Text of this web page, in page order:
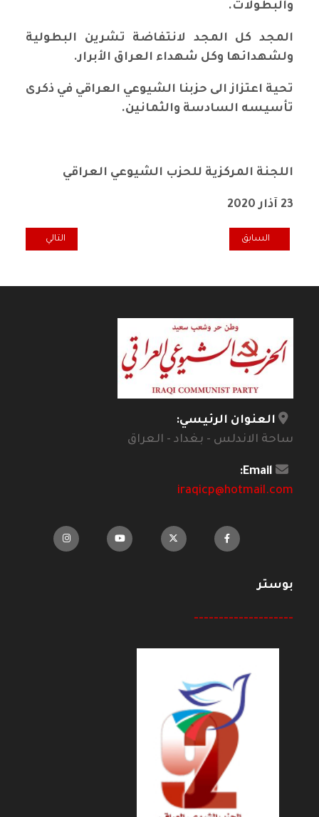
والبطولات.
المجد كل المجد لانتفاضة تشرين البطولية
ولشهدائها وكل شهداء العراق الأبرار.
تحية اعتزاز الى حزبنا الشيوعي العراقي في ذكرى
تأسيسه السادسة والثمانين.
اللجنة المركزية للحزب الشيوعي العراقي
23 آذار 2020
المقال السابق: بيان من الأحزاب الشيوعية والعمالية.. يجب اتخاذ
السابق المقال التالي:
التالي
العنوان الرئيسي:
ساحة الاندلس - بغداد - العراق
Email:
iraqicp@hotmail.com
بوستر
--------------------